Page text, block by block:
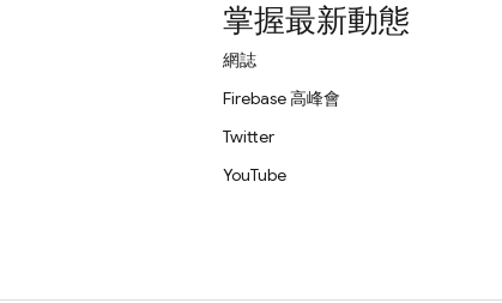
掌握最新動態
網誌
Firebase 高峰會
Twitter
YouTube